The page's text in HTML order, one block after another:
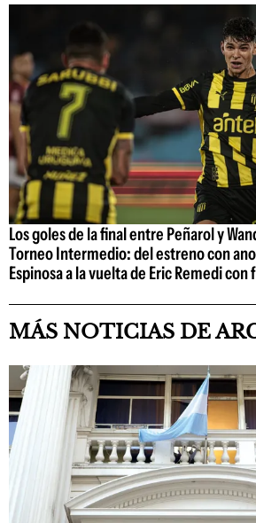
Los goles de la final entre Peñarol y
Torneo Intermedio: del estreno con
Espinosa a la vuelta de Eric Remedi
MÁS NOTICIAS DE